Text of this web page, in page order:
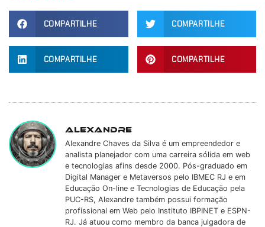
COMPARTILHE COMPARTILHE
COMPARTILHE COMPARTILHE
Alexandre
Alexandre Chaves da Silva é um empreendedor e
analista planejador com uma carreira sólida em web
e tecnologias afins desde 2000. Pós-graduado em
Digital Manager e Metaversos pelo IBMEC RJ e em
Educação On-line e Tecnologias de Educação pela
PUC-RS, Alexandre também possui formação
profissional em Web pelo Instituto IBPINET e ESPN-
RJ. Já atuou como membro da banca julgadora de